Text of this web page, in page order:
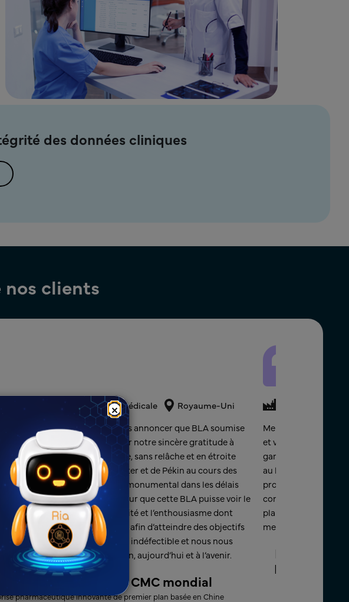
×
des données cliniques
nos clients
Rédaction médicale
Royaume-Uni
extrêmement heureux de vous annoncer que BLA soumise
à la FDA. Nous tenons à exprimer notre sincère gratitude à
qui a travaillé avec diligence, sans relâche et en étroite
avec nos équipes de Bridgewater et de Pékin au cours des
pour mener à bien cet exploit monumental dans les délais
de Freyr s’est surpassée pour que cette BLA puisse voir le
sincèrement la flexibilité et l’enthousiasme dont
pour collaborer avec nous afin d’atteindre des objectifs
comptons sur votre soutien indéfectible et nous nous
poursuivre notre collaboration, aujourd’hui et à l’avenir.
technique CMC mondial​
pharmaceutique innovante de premier plan basée en Chine​
Merci, équipe Freyr.
et votre travail
garantir que tous
au long du projet et
produits complexe.
concernant la
plaisir de travailler
meilleur pour